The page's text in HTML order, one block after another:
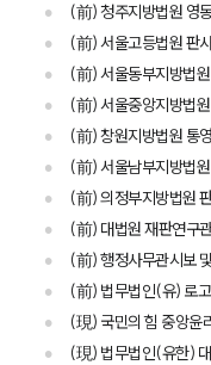
(前) 청주지방법원 영
(前) 서울고등법원 판
(前) 서울동부지방법
(前) 서울중앙지방법
(前) 창원지방법원 통
(前) 서울남부지방법
(前) 의정부지방법원
(前) 대법원 재판연구
(前) 행정사무관시보
(前) 법무법인(유) 로
(現) 국민의 힘 중앙윤
(現) 법무법인(유한)